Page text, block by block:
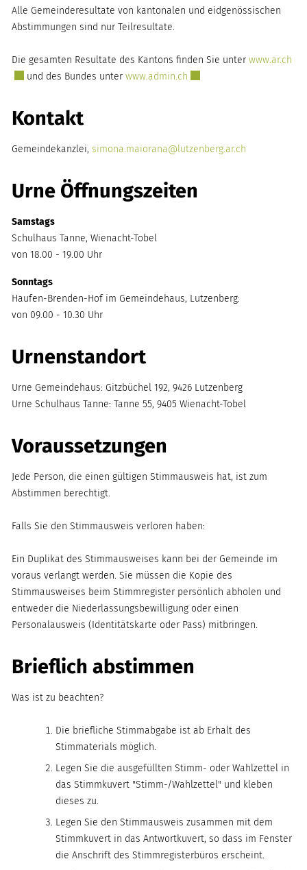
Alle Gemeinderesultate von kantonalen und eidgenössischen
Abstimmungen sind nur Teilresultate.
Die gesamten Resultate des Kantons finden Sie unter www.ar.ch
und des Bundes unter www.admin.ch
Kontakt
Gemeindekanzlei, simona.maiorana@lutzenberg.ar.ch
Urne Öffnungszeiten
Samstags
Schulhaus Tanne, Wienacht-Tobel
von 18.00 - 19.00 Uhr
Sonntags
Haufen-Brenden-Hof im Gemeindehaus, Lutzenberg:
von 09.00 - 10.30 Uhr
Urnenstandort
Urne Gemeindehaus: Gitzbüchel 192, 9426 Lutzenberg
Urne Schulhaus Tanne: Tanne 55, 9405 Wienacht-Tobel
Voraussetzungen
Jede Person, die einen gültigen Stimmausweis hat, ist zum
Abstimmen berechtigt.
Falls Sie den Stimmausweis verloren haben:
Ein Duplikat des Stimmausweises kann bei der Gemeinde im
voraus verlangt werden. Sie müssen die Kopie des
Stimmausweises beim Stimmregister persönlich abholen und
entweder die Niederlassungsbewilligung oder einen
Personalausweis (Identitätskarte oder Pass) mitbringen.
Brieflich abstimmen
Was ist zu beachten?
Die briefliche Stimmabgabe ist ab Erhalt des
Stimmaterials möglich.
Legen Sie die ausgefüllten Stimm- oder Wahlzettel in
das Stimmkuvert "Stimm-/Wahlzettel" und kleben
dieses zu.
Legen Sie den Stimmausweis zusammen mit dem
Stimmkuvert in das Antwortkuvert, so dass im Fenster
die Anschrift des Stimmregisterbüros erscheint.